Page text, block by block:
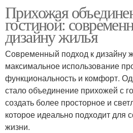
Прихожая
гостиной:
дизайну жилья
Современный подход к дизайну
максимальное использование
функциональность и комфорт.
стало объединение прихожей с
создать более просторное и
которое идеально подходит для
жизни.